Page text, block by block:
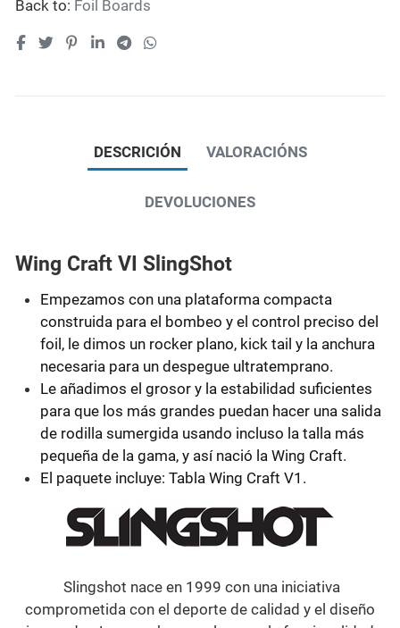
Back to: Foil Boards
DESCRICIÓN VALORACIÓNS
DEVOLUCIONES
Wing Craft VI SlingShot
Empezamos con una plataforma compacta
construida para el bombeo y el control preciso del
foil, le dimos un rocker plano, kick tail y la anchura
necesaria para un despegue ultratemprano.
Le añadimos el grosor y la estabilidad suficientes
para que los más grandes puedan hacer una salida
de rodilla sumergida usando incluso la talla más
pequeña de la gama, y así nació la Wing Craft.
El paquete incluye: Tabla Wing Craft V1.
Slingshot nace en 1999 con una iniciativa
comprometida con el deporte de calidad y el diseño